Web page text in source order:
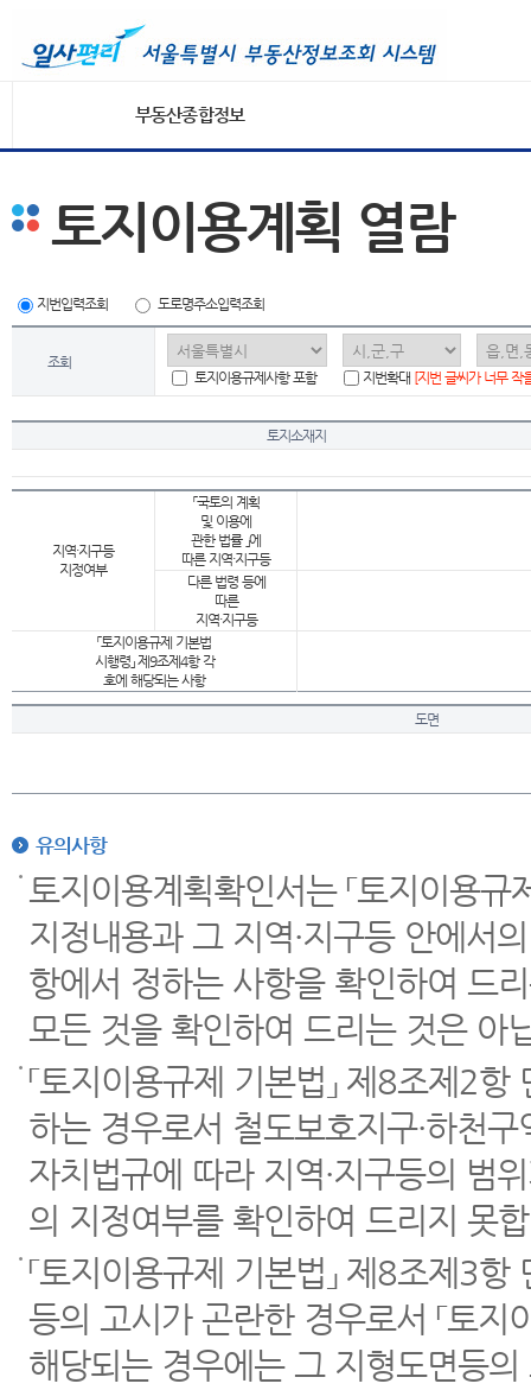
부동산종합정보
토지이용계획 열람
지번입력조회 도로명주소입력조회
조회
토지이용규제사항 포함
지번확대 [지번 글씨가 너무 작
토지소재지
지역·지구등
지정여부
「국토의 계획
및 이용에
관한 법률 」에
따른 지역·지구등
다른 법령 등에
따른
지역·지구등
「토지이용규제 기본법
시행령」 제9조제4항 각
호에 해당되는 사항
도면
유의사항
토지이용계획확인서는 「토지이용
지정내용과 그 지역·지구등 안에서
항에서 정하는 사항을 확인하여 드
모든 것을 확인하여 드리는 것은 아
「토지이용규제 기본법」 제8조제2
하는 경우로서 철도보호지구·하천
자치법규에 따라 지역·지구등의 범
의 지정여부를 확인하여 드리지 못
「토지이용규제 기본법」 제8조제3
등의 고시가 곤란한 경우로서 「토
해당되는 경우에는 그 지형도면등